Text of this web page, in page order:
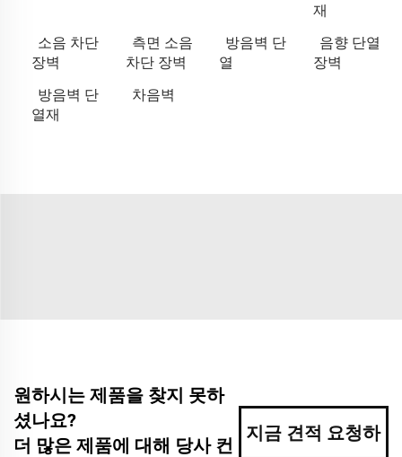
재
소음 차단
장벽
측면 소음
차단 장벽
방음벽 단
열
음향 단열
장벽
방음벽 단
열재
차음벽
원하시는 제품을 찾지 못하
셨나요?
더 많은 제품에 대해 당사 컨
지금 견적 요청하